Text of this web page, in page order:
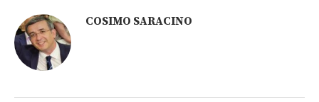
COSIMO SARACINO